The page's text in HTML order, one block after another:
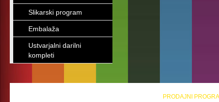
Slikarski program
Embalaža
Ustvarjalni darilni
kompleti
PRODAJNI